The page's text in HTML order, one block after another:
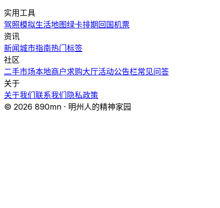
实用工具
驾照模拟生活地图绿卡排期回国机票
资讯
新闻城市指南热门标签
社区
二手市场本地商户求购大厅活动公告栏常见问答
关于
关于我们联系我们隐私政策
© 2026 890mn · 明州人的精神家园